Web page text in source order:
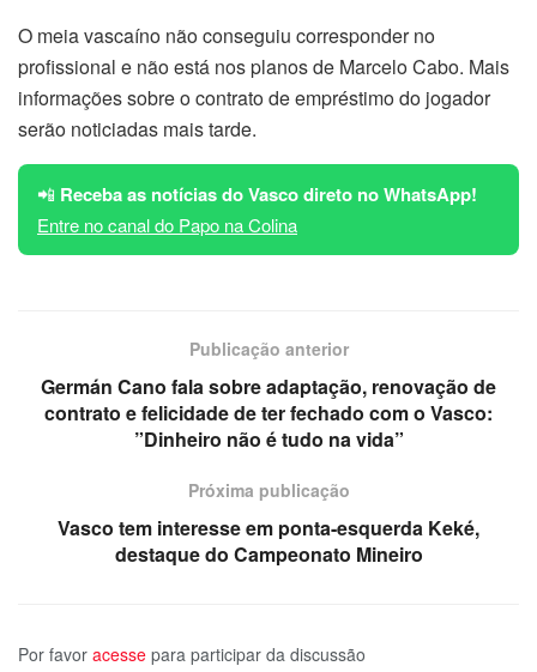
O meia vascaíno não conseguiu corresponder no
profissional e não está nos planos de Marcelo Cabo. Mais
informações sobre o contrato de empréstimo do jogador
serão noticiadas mais tarde.
📲 Receba as notícias do Vasco direto no WhatsApp!
Entre no canal do Papo na Colina
Publicação anterior
Germán Cano fala sobre adaptação, renovação de
contrato e felicidade de ter fechado com o Vasco:
”Dinheiro não é tudo na vida”
Próxima publicação
Vasco tem interesse em ponta-esquerda Keké,
destaque do Campeonato Mineiro
Por favor acesse para participar da discussão